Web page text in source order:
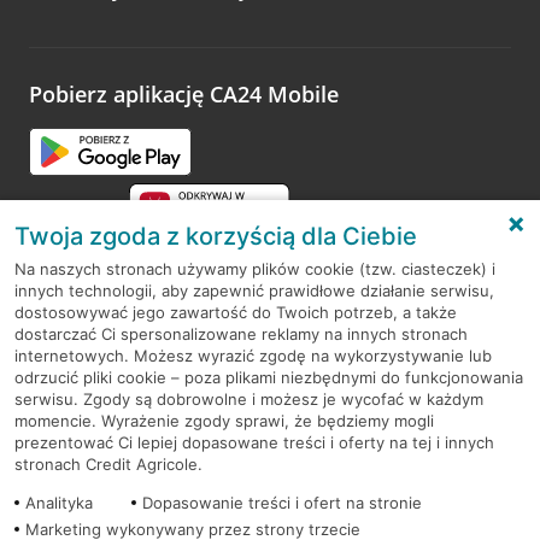
opinie.
Pobierz aplikację CA24 Mobile
RODO
Regulamin serwisu
Mapa serwisu
PolitykaCookies
Twoja zgoda z korzyścią dla Ciebie
Na naszych stronach używamy plików cookie (tzw. ciasteczek) i
innych technologii, aby zapewnić prawidłowe działanie serwisu,
dostosowywać jego zawartość do Twoich potrzeb, a także
dostarczać Ci spersonalizowane reklamy na innych stronach
internetowych. Możesz wyrazić zgodę na wykorzystywanie lub
odrzucić pliki cookie – poza plikami niezbędnymi do funkcjonowania
serwisu. Zgody są dobrowolne i możesz je wycofać w każdym
momencie. Wyrażenie zgody sprawi, że będziemy mogli
prezentować Ci lepiej dopasowane treści i oferty na tej i innych
stronach Credit Agricole.
Analityka
Dopasowanie treści i ofert na stronie
Marketing wykonywany przez strony trzecie